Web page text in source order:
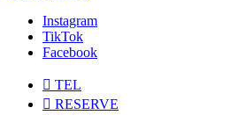
Instagram
TikTok
Facebook
 TEL
 RESERVE